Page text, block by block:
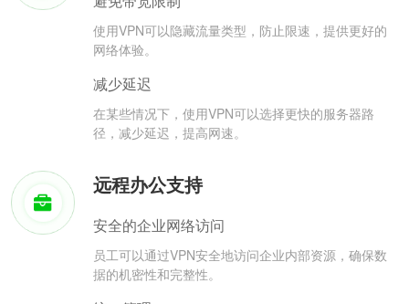
使用VPN可以隐藏流量类型，防止限速，提供更好的
网络体验。
减少延迟
在某些情况下，使用VPN可以选择更快的服务器路
径，减少延迟，提高网速。
远程办公支持
安全的企业网络访问
员工可以通过VPN安全地访问企业内部资源，确保数
据的机密性和完整性。